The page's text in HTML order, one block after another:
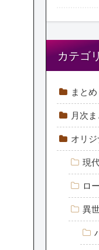
カテゴ
まとめ
月次
オリ
現
ロ
異